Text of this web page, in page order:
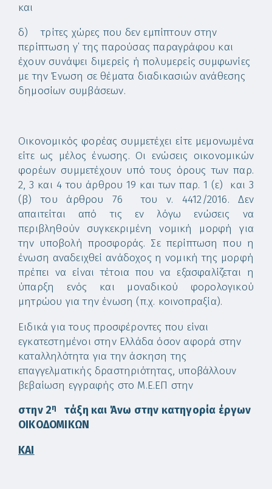
και
δ) τρίτες χώρες που δεν εμπίπτουν στην
περίπτωση γ΄ της παρούσας παραγράφου και
έχουν συνάψει διμερείς ή πολυμερείς συμφωνίες
με την Ένωση σε θέματα διαδικασιών ανάθεσης
δημοσίων συμβάσεων.
Οικονομικός φορέας συμμετέχει είτε μεμονωμένα
είτε ως μέλος ένωσης. Οι ενώσεις οικονομικών
φορέων συμμετέχουν υπό τους όρους των παρ.
2, 3 και 4 του άρθρου 19 και των παρ. 1 (ε) και 3
(β) του άρθρου 76 του ν. 4412/2016. Δεν
απαιτείται από τις εν λόγω ενώσεις να
περιβληθούν συγκεκριμένη νομική μορφή για
την υποβολή προσφοράς. Σε περίπτωση που η
ένωση αναδειχθεί ανάδοχος η νομική της μορφή
πρέπει να είναι τέτοια που να εξασφαλίζεται η
ύπαρξη ενός και μοναδικού φορολογικού
μητρώου για την ένωση (π.χ. κοινοπραξία).
Ειδικά για τους προσφέροντες που είναι
εγκατεστημένοι στην Ελλάδα όσον αφορά στην
καταλληλότητα για την άσκηση της
επαγγελματικής δραστηριότητας, υποβάλλουν
βεβαίωση εγγραφής στο Μ.Ε.ΕΠ στην
στην 2η
τάξη και Άνω στην κατηγορία έργων
ΟΙΚΟΔΟΜΙΚΩΝ
ΚΑΙ